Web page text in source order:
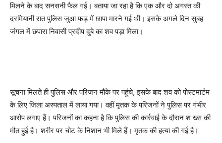
मिलने के बाद सनसनी फैल गई। बताया जा रहा है कि एक और दो अगस्त की
दरमियानी रात पुलिस जुआ फड़ में छापा मारने गई थी। इसके अगले दिन सुबह
जंगल में छपारा निवासी प्रदीप दुबे का शव पड़ा मिला।
सूचना मिलते ही पुलिस और परिजन मौके पर पहुंचे, इसके बाद शव को पोस्टमार्टम
के लिए जिला अस्पताल में लाया गया। वहीं मृतक के परिजनों ने पुलिस पर गंभीर
आरोप लगाए हैं। परिजनों का कहना है कि पुलिस की कार्रवाई के दौरान श ख्स की
मौत हुई है। शरीर पर चोट के निशान भी मिले हैं। मृतक की हत्या की गई है।